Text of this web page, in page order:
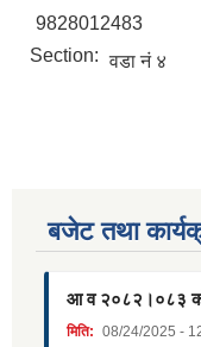
9828012483
Section: वडा नं ४
बजेट तथा
आ व २०८२।०८३ को
मिति: 08/24/2025 -